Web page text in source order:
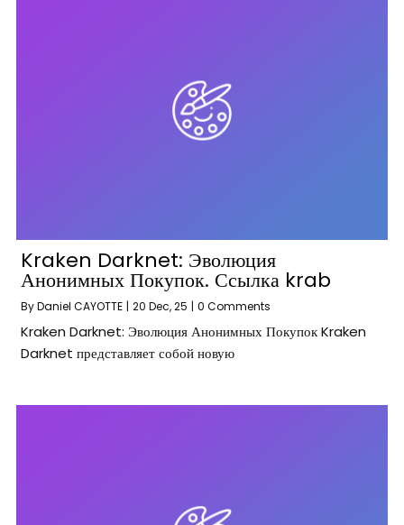
Kraken Darknet: Эволюция
Анонимных Покупок. Ссылка krab
ByDaniel CAYOTTE | 20 Dec, 25 | 0 Comments
Kraken Darknet: Эволюция Анонимных Покупок Kraken
Darknet представляет собой новую